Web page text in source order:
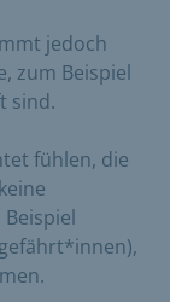
jedoch
zum Beispiel
sind.
fühlen, die